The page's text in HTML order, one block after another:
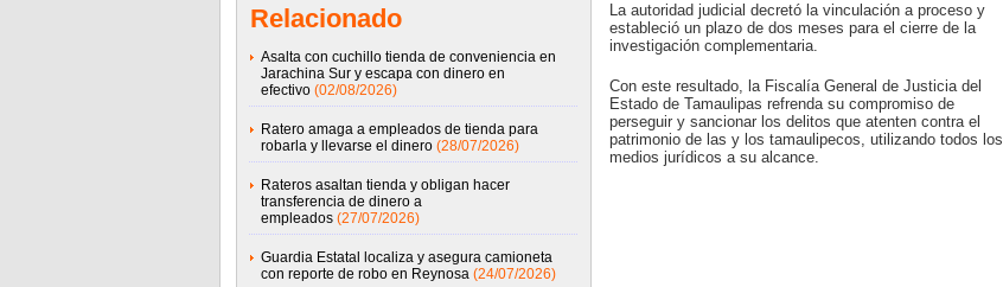
Relacionado
Asalta con cuchillo tienda de conveniencia en
Jarachina Sur y escapa con dinero en
efectivo (02/08/2026)
Ratero amaga a empleados de tienda para
robarla y llevarse el dinero (28/07/2026)
Rateros asaltan tienda y obligan hacer
transferencia de dinero a
empleados (27/07/2026)
Guardia Estatal localiza y asegura camioneta
con reporte de robo en Reynosa (24/07/2026)
La autoridad judicial decretó la vinculación a proceso y
estableció un plazo de dos meses para el cierre de la
investigación complementaria.
Con este resultado, la Fiscalía General de Justicia del
Estado de Tamaulipas refrenda su compromiso de
perseguir y sancionar los delitos que atenten contra el
patrimonio de las y los tamaulipecos, utilizando todos los
medios jurídicos a su alcance.